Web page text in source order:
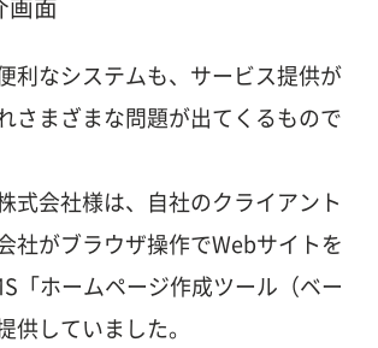
利なシステムも、サービス提供が
さまざまな問題が出てくるもので
式会社様は、自社のクライアント
社がブラウザ操作でWebサイトを
「ホームページ作成ツール（ベー
供していました。